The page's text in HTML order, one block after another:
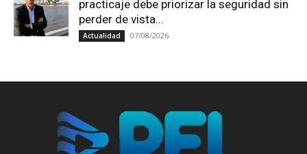
practicaje debe priorizar la seguridad sin
perder de vista...
Actualidad 07/08/2026